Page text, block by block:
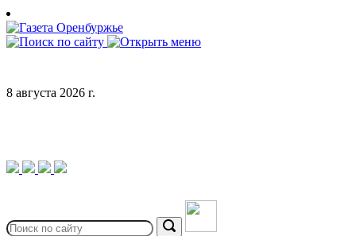
Skip
to
content
8 августа 2026 г.
for:
Search